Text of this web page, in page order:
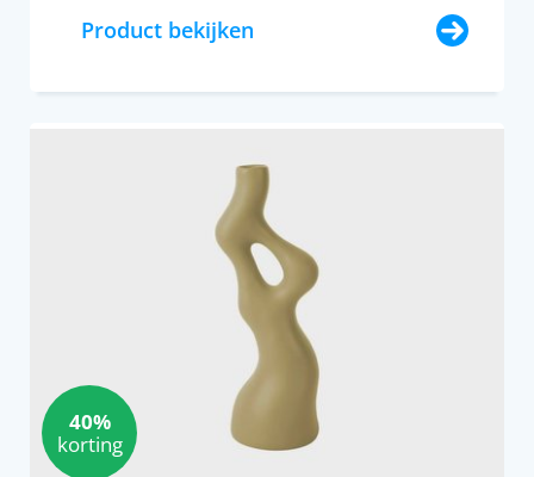
Product bekijken
40%
korting